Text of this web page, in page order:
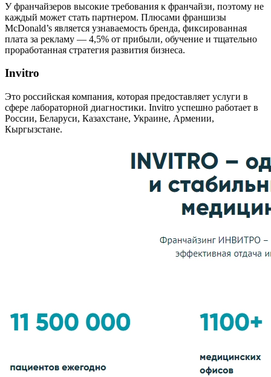
У франчайзеров высокие требования к франчайзи, поэтому не
каждый может стать партнером. Плюсами франшизы
McDonald’s является узнаваемость бренда, фиксированная
плата за рекламу — 4,5% от прибыли, обучение и тщательно
проработанная стратегия развития бизнеса.
Invitro
Это российская компания, которая предоставляет услуги в
сфере лабораторной диагностики. Invitro успешно работает в
России, Беларуси, Казахстане, Украине, Армении,
Кыргызстане.